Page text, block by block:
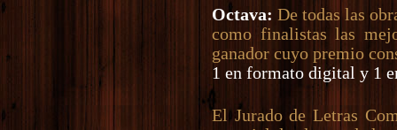
Octava: De todas las
como finalistas las
ganador cuyo premio
1 en formato digital y 1
El Jurado de Letras